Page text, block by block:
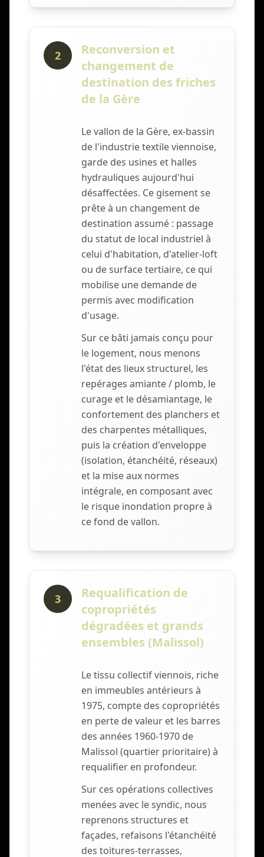
2
Reconversion et
changement de
destination des friches
de la Gère
Le vallon de la Gère, ex-bassin
de l'industrie textile viennoise,
garde des usines et halles
hydrauliques aujourd'hui
désaffectées. Ce gisement se
prête à un changement de
destination assumé : passage
du statut de local industriel à
celui d'habitation, d'atelier-loft
ou de surface tertiaire, ce qui
mobilise une demande de
permis avec modification
d'usage.
Sur ce bâti jamais conçu pour
le logement, nous menons
l'état des lieux structurel, les
repérages amiante / plomb, le
curage et le désamiantage, le
confortement des planchers et
des charpentes métalliques,
puis la création d'enveloppe
(isolation, étanchéité, réseaux)
et la mise aux normes
intégrale, en composant avec
le risque inondation propre à
ce fond de vallon.
3
Requalification de
copropriétés
dégradées et grands
ensembles (Malissol)
Le tissu collectif viennois, riche
en immeubles antérieurs à
1975, compte des copropriétés
en perte de valeur et les barres
des années 1960-1970 de
Malissol (quartier prioritaire) à
requalifier en profondeur.
Sur ces opérations collectives
menées avec le syndic, nous
reprenons structures et
façades, refaisons l'étanchéité
des toitures-terrasses,